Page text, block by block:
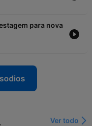
para nova
Ver todo